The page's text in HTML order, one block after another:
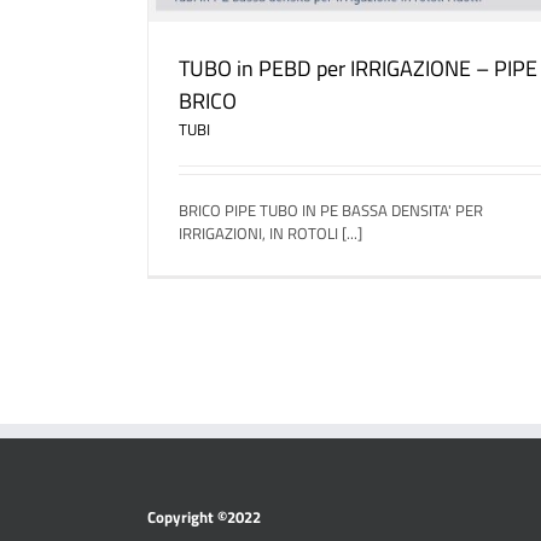
TUBO in PEBD per IRRIGAZIONE – PIPE
BRICO
TUBI
BRICO PIPE TUBO IN PE BASSA DENSITA' PER
IRRIGAZIONI, IN ROTOLI [...]
Copyright ©2022